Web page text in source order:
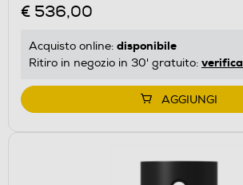
€ 536,00
Acquisto online: disponibile
Ritiro in negozio in 30' gratuito: verifica
AGGIUNGI